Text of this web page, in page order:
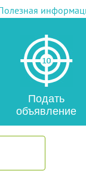
Подать
объявление